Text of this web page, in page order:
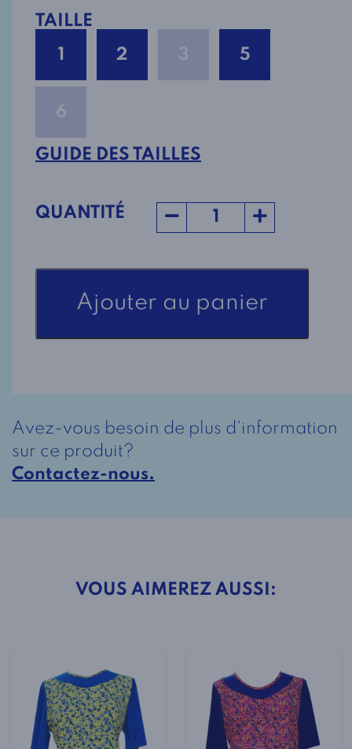
TAILLE
1
2 3 5
6
GUIDE DES TAILLES
QUANTITÉ
Style
1-
4004
Ajouter au panier
Avez-vous besoin de plus d'information
sur ce produit?
Contactez-nous.
VOUS AIMEREZ AUSSI: